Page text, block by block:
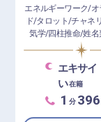
エネルギーワーク/
ド/タロット/チャネ
気学/四柱推命/姓
エキサ
い在籍
1 分 396